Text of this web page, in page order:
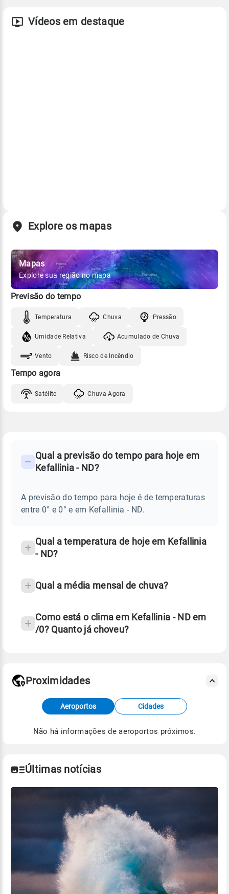
Vídeos em destaque
Explore os mapas
Mapas
Explore sua região no mapa
Previsão do tempo
Temperatura Chuva Pressão
Umidade Relativa Acumulado de Chuva
Vento Risco de Incêndio
Tempo agora
Satélite Chuva Agora
PREVISÃO
TEMPO
KEFALLINIA
Perguntas
sobre
chuva
temperatura
Qual a previsão do tempo para hoje em
Kefallinia - ND?
A previsão do tempo para hoje é de temperaturas
entre 0° e 0° e em Kefallinia - ND.
Qual a temperatura de hoje em Kefallinia
- ND?
Qual a média mensal de chuva?
Como está o clima em Kefallinia - ND em
/0? Quanto já choveu?
Fonte: dados combinados de estações
meteorológicas e satélite do Centro de Previsão
de Tempo e Estudos Climáticos (CPTEC).
Proximidades
Aeroportos Cidades
Não há informações de aeroportos próximos.
Últimas notícias